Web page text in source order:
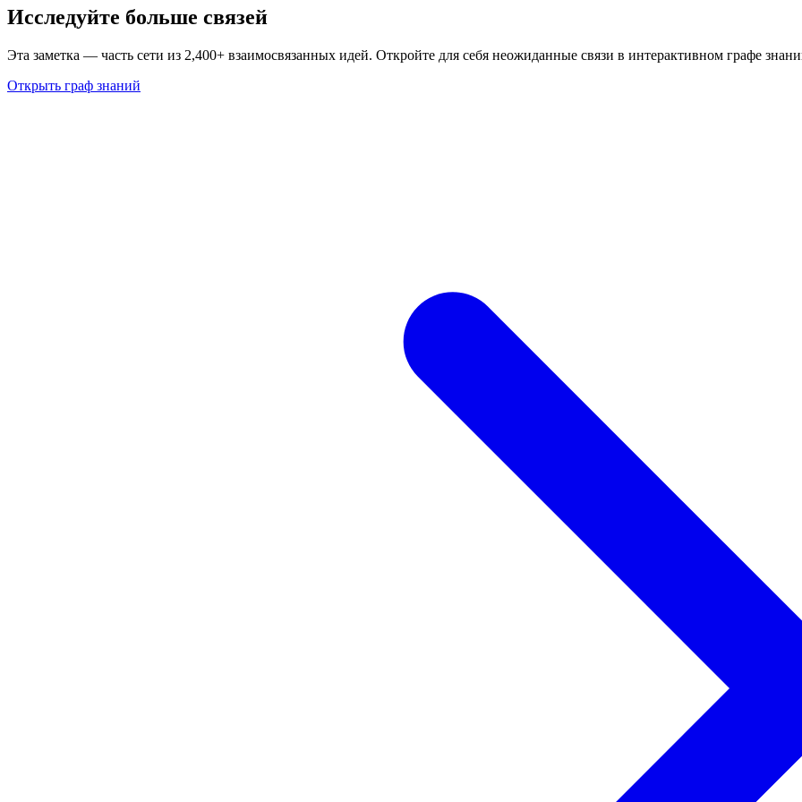
Исследуйте больше связей
Эта заметка — часть сети из 2,400+ взаимосвязанных идей. Откройте для себя неожиданные связи в интерактивном графе
Открыть граф знаний